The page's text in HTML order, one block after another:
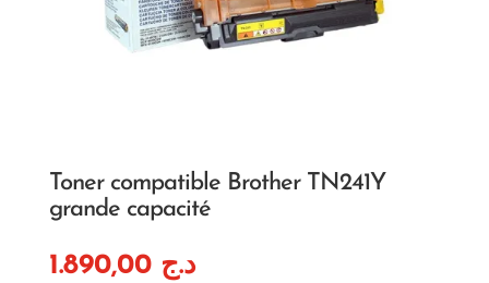
Toner compatible Brother TN241Y
grande capacité
د.ج 1.890,00